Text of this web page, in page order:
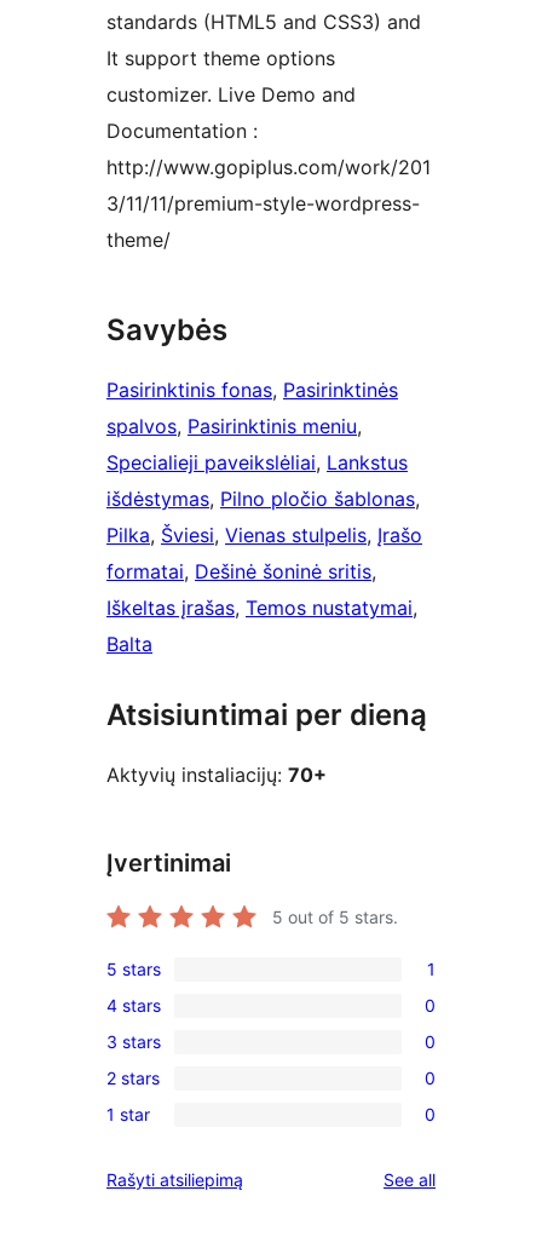
standards (HTML5 and CSS3) and
It support theme options
customizer. Live Demo and
Documentation :
http://www.gopiplus.com/work/201
3/11/11/premium-style-wordpress-
theme/
Savybės
Pasirinktinis fonas, Pasirinktinės
spalvos, Pasirinktinis meniu
Specialieji paveikslėliai, Lankstus
išdėstymas, Pilno pločio šablonas
Pilka, Šviesi, Vienas stulpelis, Įrašo
formatai, Dešinė šoninė sritis
Iškeltas įrašas, Temos nustatymai
Balta
Atsisiuntimai per dieną
Aktyvių instaliacijų: 70+
Įvertinimai
5 out of 5 stars.
1
5-
star
review
5 stars 1
0
4-
star
reviews
4 stars 0
0
3-
star
3 stars 0
0
2-
reviews
2 stars 0
0
star
1 star 0
Rašyti atsiliepimą See allreviews